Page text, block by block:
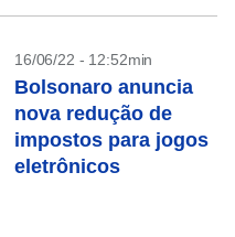
16/06/22 - 12:52min
Bolsonaro anuncia
nova redução de
impostos para jogos
eletrônicos